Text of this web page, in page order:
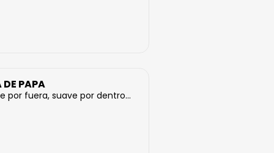
PAPA
por fuera, suave por dentro...